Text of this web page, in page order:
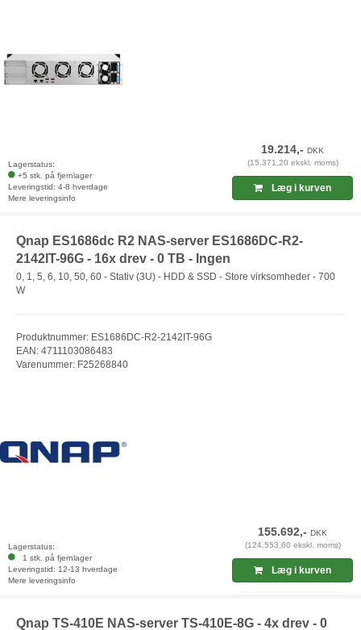
Lagerstatus:
+5 stk. på fjernlager
Leveringstid: 4-8 hverdage
Mere leveringsinfo
19.214,-DKK
(15.371,20 ekskl. moms)
Læg i kurven
Qnap ES1686dc R2 NAS-server ES1686DC-R2-
2142IT-96G - 16x drev - 0 TB - Ingen
0, 1, 5, 6, 10, 50, 60 - Stativ (3U) - HDD & SSD - Store virksomheder - 700
W
Produktnummer: ES1686DC-R2-2142IT-96G
EAN: 4711103086483
Varenummer: F25268840
Lagerstatus:
1 stk. på fjernlager
Leveringstid: 12-13 hverdage
Mere leveringsinfo
155.692,-DKK
(124.553,60 ekskl. moms)
Læg i kurven
Qnap TS-410E NAS-server TS-410E-8G - 4x drev - 0